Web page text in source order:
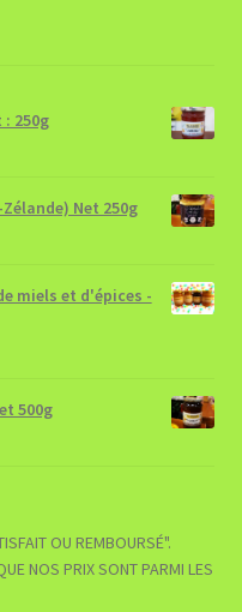
250g
Zélande) Net 250g
miels et d'épices -
500g
OU REMBOURSÉ".
NOS PRIX SONT PARMI LES